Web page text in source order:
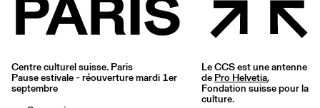
Centre culturel suisse. Paris
Pause estivale - réouverture mardi 1er
septembre
Le CCS est une antenne
de Pro Helvetia,
Fondation suisse pour la
culture.